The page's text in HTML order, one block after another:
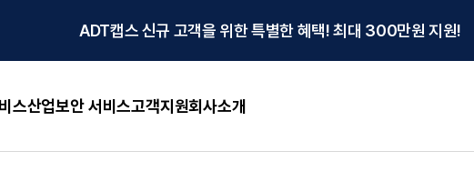
ADT캡스 신규 고객을 위한 특별한 혜택! 최대 300만원 지원!
스산업보안 서비스고객지원회사소개